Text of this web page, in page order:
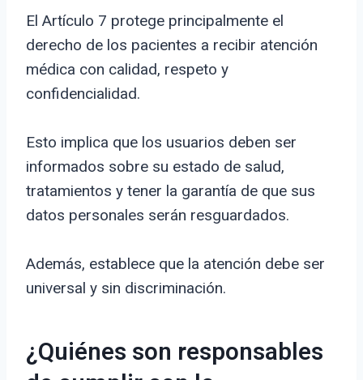
El Artículo 7 protege principalmente el
derecho de los pacientes a recibir atención
médica con calidad, respeto y
confidencialidad.
Esto implica que los usuarios deben ser
informados sobre su estado de salud,
tratamientos y tener la garantía de que sus
datos personales serán resguardados.
Además, establece que la atención debe ser
universal y sin discriminación.
¿Quiénes son responsables